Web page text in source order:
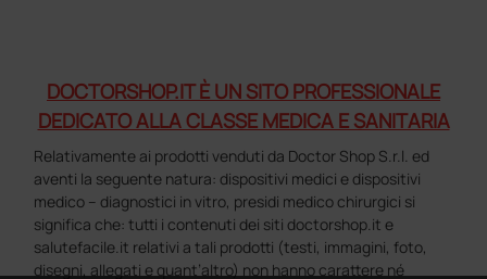
DOCTORSHOP.IT È UN SITO PROFESSIONALE
DEDICATO ALLA CLASSE MEDICA E SANITARIA
Relativamente ai prodotti venduti da Doctor Shop S.r.l. ed
aventi la seguente natura: dispositivi medici e dispositivi
medico – diagnostici in vitro, presidi medico chirurgici si
significa che: tutti i contenuti dei siti doctorshop.it e
salutefacile.it relativi a tali prodotti (testi, immagini, foto,
disegni, allegati e quant’altro) non hanno carattere né